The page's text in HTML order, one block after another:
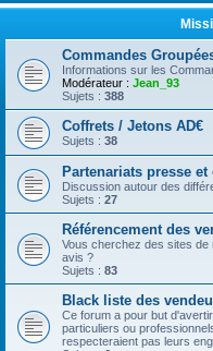
Commandes
Informations sur les
Modérateur : Jean_93
Sujets : 388
Coffrets / Jetons AD€
Sujets : 38
Partenariats presse
Discussion autour des
Sujets : 27
Référencement des
Vous cherchez des sites
avis ?
Sujets : 83
Black liste des
Ce forum a pour but
particuliers ou
respecteraient pas leurs